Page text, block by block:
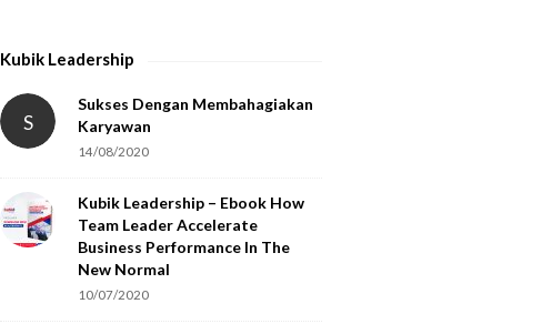
Kubik Leadership
S
Sukses Dengan Membahagiakan
Karyawan
14/08/2020
Kubik Leadership – Ebook How
Team Leader Accelerate
Business Performance In The
New Normal
10/07/2020